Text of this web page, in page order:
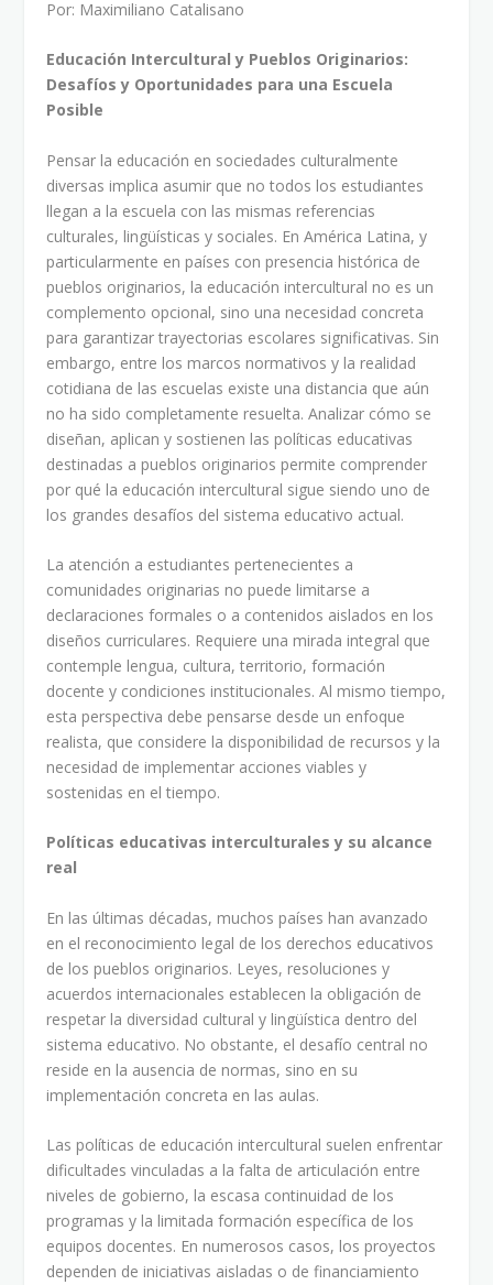
Por: Maximiliano Catalisano
Educación Intercultural y Pueblos Originarios:
Desafíos y Oportunidades para una Escuela
Posible
Pensar la educación en sociedades culturalmente
diversas implica asumir que no todos los estudiantes
llegan a la escuela con las mismas referencias
culturales, lingüísticas y sociales. En América Latina, y
particularmente en países con presencia histórica de
pueblos originarios, la educación intercultural no es un
complemento opcional, sino una necesidad concreta
para garantizar trayectorias escolares significativas. Sin
embargo, entre los marcos normativos y la realidad
cotidiana de las escuelas existe una distancia que aún
no ha sido completamente resuelta. Analizar cómo se
diseñan, aplican y sostienen las políticas educativas
destinadas a pueblos originarios permite comprender
por qué la educación intercultural sigue siendo uno de
los grandes desafíos del sistema educativo actual.
La atención a estudiantes pertenecientes a
comunidades originarias no puede limitarse a
declaraciones formales o a contenidos aislados en los
diseños curriculares. Requiere una mirada integral que
contemple lengua, cultura, territorio, formación
docente y condiciones institucionales. Al mismo tiempo,
esta perspectiva debe pensarse desde un enfoque
realista, que considere la disponibilidad de recursos y la
necesidad de implementar acciones viables y
sostenidas en el tiempo.
Políticas educativas interculturales y su alcance
real
En las últimas décadas, muchos países han avanzado
en el reconocimiento legal de los derechos educativos
de los pueblos originarios. Leyes, resoluciones y
acuerdos internacionales establecen la obligación de
respetar la diversidad cultural y lingüística dentro del
sistema educativo. No obstante, el desafío central no
reside en la ausencia de normas, sino en su
implementación concreta en las aulas.
Las políticas de educación intercultural suelen enfrentar
dificultades vinculadas a la falta de articulación entre
niveles de gobierno, la escasa continuidad de los
programas y la limitada formación específica de los
equipos docentes. En numerosos casos, los proyectos
dependen de iniciativas aisladas o de financiamiento